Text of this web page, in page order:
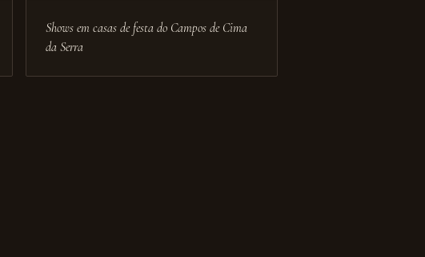
Shows em casas de festa do Campos de Cima
da Serra